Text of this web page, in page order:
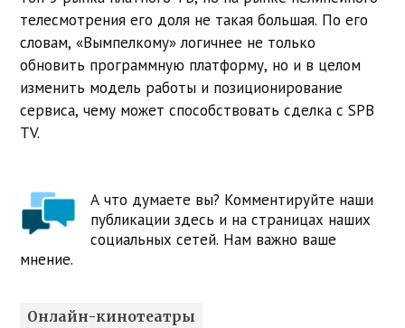
телесмотрения его доля не такая большая. По его
словам, «Вымпелкому» логичнее не только
обновить программную платформу, но и в целом
изменить модель работы и позиционирование
сервиса, чему может способствовать сделка с SPB
TV.
А что думаете вы? Комментируйте наши
публикации здесь и на страницах наших
социальных сетей. Нам важно ваше
мнение.
Онлайн-кинотеатры